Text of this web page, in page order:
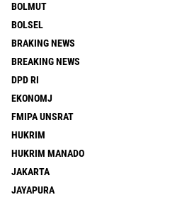
BOLMUT
BOLSEL
BRAKING NEWS
BREAKING NEWS
DPD RI
EKONOMJ
FMIPA UNSRAT
HUKRIM
HUKRIM MANADO
JAKARTA
JAYAPURA